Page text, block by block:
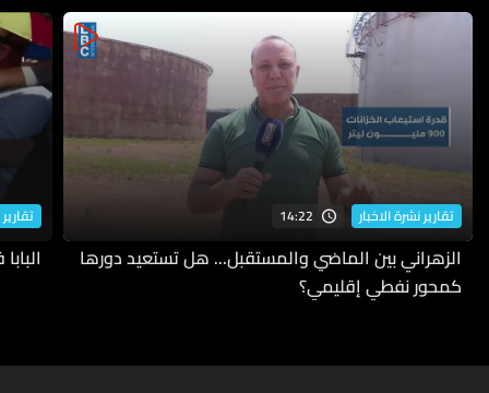
تقارير نشرة الاخبار 14:22
الزهراني بين الماضي والمستقبل... هل تستعيد دورها
كمحور نفطي إقليمي؟